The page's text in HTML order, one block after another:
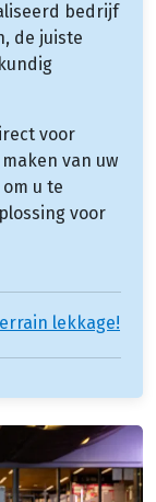
bedrijf
de juiste
voor
van uw
u te
voor
lekkage!